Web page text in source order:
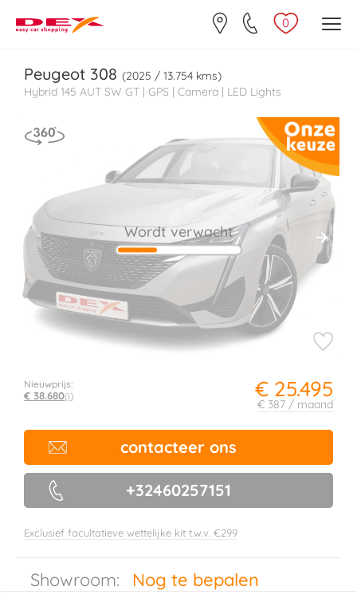
0
Peugeot 308 (2025 / 13.754 kms)
Hybrid 145 AUT SW GT | GPS | Camera | LED Lights
Wordt verwacht
€ 25.495
€ 387 / maand
Nieuwprijs:
€ 38.680(i)
contacteer ons
+32460257151
Exclusief facultatieve wettelijke kit t.w.v. €299
Showroom: Nog te bepalen